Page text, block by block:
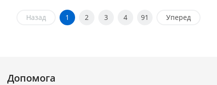
Назад 1 2 3 4 91 Уперед
Допомога